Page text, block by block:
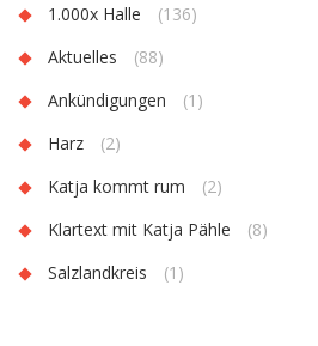
1.000x Halle
(136)
Aktuelles
(88)
Ankündigungen
(1)
Harz
(2)
Katja kommt rum
(2)
Klartext mit Katja Pähle
(8)
Salzlandkreis
(1)